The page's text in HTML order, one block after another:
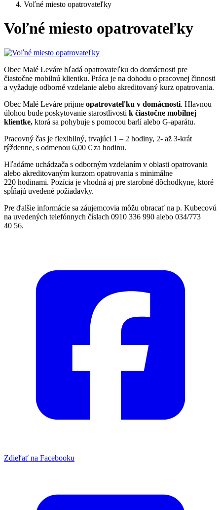
Voľné miesto opatrovateľky
Voľné miesto opatrovateľky
Obec Malé Leváre hľadá opatrovateľku do domácnosti pre
čiastočne mobilnú klientku. Práca je na dohodu o pracovnej činnosti
a vyžaduje odborné vzdelanie alebo akreditovaný kurz opatrovania.
Obec Malé Leváre prijme opatrovateľku v domácnosti. Hlavnou
úlohou bude poskytovanie starostlivosti k čiastočne mobilnej
klientke, ktorá sa pohybuje s pomocou barlí alebo G-aparátu.
Pracovný čas je flexibilný, trvajúci 1 – 2 hodiny, 2- až 3-krát
týždenne, s odmenou 6,00 € za hodinu.
Hľadáme uchádzača s odborným vzdelaním v oblasti opatrovania
alebo akreditovaným kurzom opatrovania s minimálne
220 hodinami. Pozícia je vhodná aj pre starobné dôchodkyne, ktoré
spĺňajú uvedené požiadavky.
Pre ďalšie informácie sa záujemcovia môžu obracať na p. Kubecovú
na uvedených telefónnych číslach 0910 336 990 alebo 034/773
40 56.
Zdieľať na Facebooku